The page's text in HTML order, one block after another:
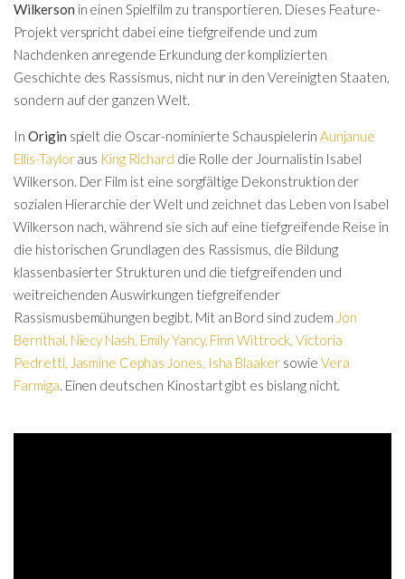
Wilkerson in einen Spielfilm zu transportieren. Dieses Feature-
Projekt verspricht dabei eine tiefgreifende und zum
Nachdenken anregende Erkundung der komplizierten
Geschichte des Rassismus, nicht nur in den Vereinigten Staaten,
sondern auf der ganzen Welt.
In Origin spielt die Oscar-nominierte Schauspielerin Aunjanue
Ellis-Tayloraus King Richard die Rolle der Journalistin Isabel
Wilkerson. Der Film ist eine sorgfältige Dekonstruktion der
sozialen Hierarchie der Welt und zeichnet das Leben von Isabel
Wilkerson nach, während sie sich auf eine tiefgreifende Reise in
die historischen Grundlagen des Rassismus, die Bildung
klassenbasierter Strukturen und die tiefgreifenden und
weitreichenden Auswirkungen tiefgreifender
Rassismusbemühungen begibt. Mit an Bord sind zudem Jon
Bernthal, Niecy Nash, Emily Yancy, Finn Wittrock, Victoria
Pedretti, Jasmine Cephas Jones, Isha Blaaker sowie Vera
Farmiga. Einen deutschen Kinostart gibt es bislang nicht.